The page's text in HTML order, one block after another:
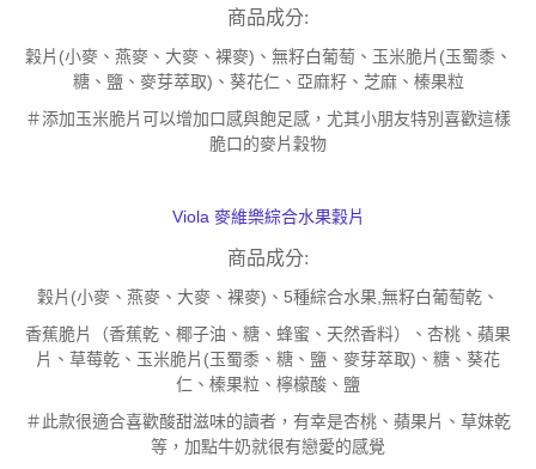
商品成分:
穀片(小麥、燕麥、大麥、裸麥)、無籽白葡萄、玉米脆片(玉蜀黍、
糖、鹽、麥芽萃取)、葵花仁、亞麻籽、芝麻、榛果粒
＃添加玉米脆片可以增加口感與飽足感，尤其小朋友特別喜歡這樣
脆口的麥片穀物
Viola 麥維樂綜合水果穀片
商品成分:
穀片(小麥、燕麥、大麥、裸麥)、5種綜合水果, 無籽白葡萄乾、
香蕉脆片（香蕉乾、椰子油、糖、蜂蜜、天然香料）、杏桃、蘋果
片、草莓乾、玉米脆片(玉蜀黍、糖、鹽、麥芽萃取)、糖、葵花
仁、榛果粒、檸檬酸、鹽
＃此款很適合喜歡酸甜滋味的讀者，有幸是杏桃、蘋果片、草妹乾
等，加點牛奶就很有戀愛的感覺